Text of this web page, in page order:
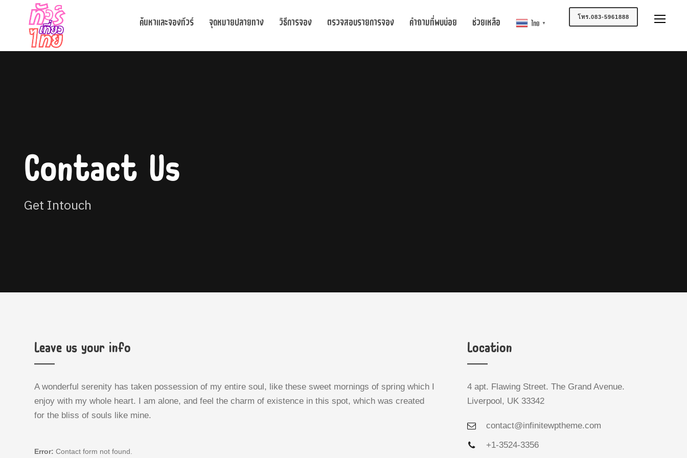
ค้นหาและจองทัวร์ จุดหมายปลายทาง วิธีการจอง ตรวจสอบรายการจอง คำถามที่พบบ่อย ช่วยเหลือ ไทย ▼
โทร.083-5961888
Contact Us
Get Intouch
Leave us your info
A wonderful serenity has taken possession of my entire soul, like these sweet mornings of spring which I
enjoy with my whole heart. I am alone, and feel the charm of existence in this spot, which was created
for the bliss of souls like mine.
Error: Contact form not found.
Location
4 apt. Flawing Street. The Grand Avenue.
Liverpool, UK 33342
contact@infinitewptheme.com
+1-3524-3356